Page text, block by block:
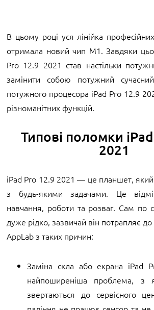
В цьому році уся лінійка
отримала новий чип М1. Завдяки
Pro 12.9 2021 став настільки
замінити собою потужний
потужного процесора iPad Pro 12.9
різноманітних функцій.
Типові поломки
2021
iPad Pro 12.9 2021 — це планшет,
з будь-якими задачами. Це
навчання, роботи та розваг. Сам по
дуже рідко, зазвичай він потрапляє до
AppLab з таких причин:
Заміна скла або екрана iPad
найпоширеніша проблема, з
звертаються до сервісного